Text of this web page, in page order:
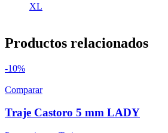
XL
Productos relacionados
-10%
Comparar
Traje Castoro 5 mm LADY